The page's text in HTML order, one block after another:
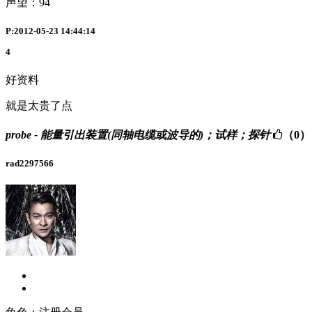
声望： 94
P:2012-05-23 14:44:14
4
好资料
就是太贵了点
probe - 能量引出装置(同轴电缆或波导的)；试样；探针 （0）
rad2297566